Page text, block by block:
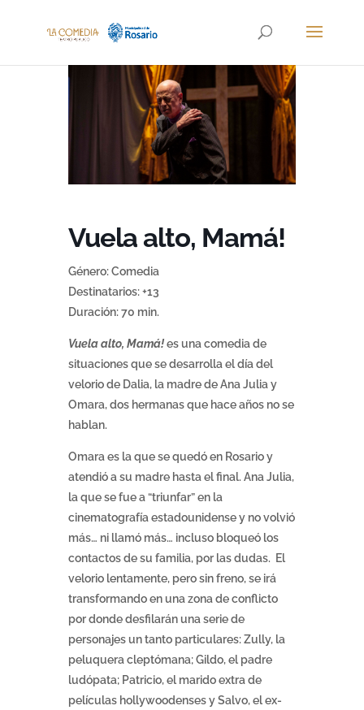
Vuela alto, Mamá!
Género: Comedia
Destinatarios: +13
Duración: 70 min.
Vuela alto, Mamá!es una comedia de
situaciones que se desarrolla el día del
velorio de Dalia, la madre de Ana Julia y
Omara, dos hermanas que hace años no se
hablan.
Omara es la que se quedó en Rosario y
atendió a su madre hasta el final. Ana Julia,
la que se fue a “triunfar” en la
cinematografía estadounidense y no volvió
más… ni llamó más… incluso bloqueó los
contactos de su familia, por las dudas. El
velorio lentamente, pero sin freno, se irá
transformando en una zona de conflicto
por donde desfilarán una serie de
personajes un tanto particulares: Zully, la
peluquera cleptómana; Gildo, el padre
ludópata; Patricio, el marido extra de
películas hollywoodenses y Salvo, el ex-